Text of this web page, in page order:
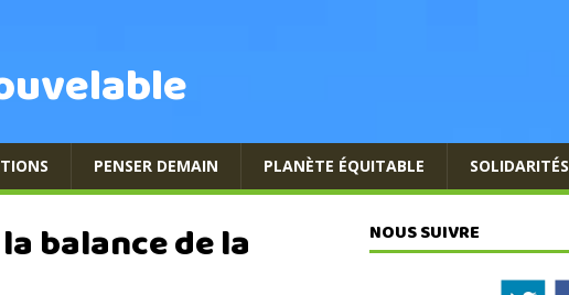
PENSER DEMAIN PLANÈTE ÉQUITABLE SOLIDARITÉS
balance de la
NOUS SUIVRE